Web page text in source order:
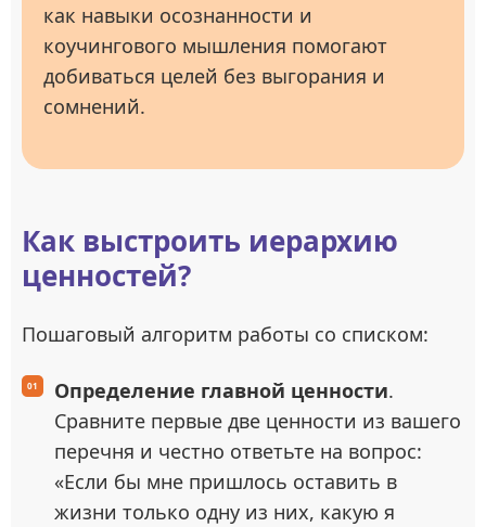
как навыки осознанности и
коучингового мышления помогают
добиваться целей без выгорания и
сомнений.
Как выстроить иерархию
ценностей?
Пошаговый алгоритм работы со списком:
Определение главной ценности.
Сравните первые две ценности из вашего
перечня и честно ответьте на вопрос:
«Если бы мне пришлось оставить в
жизни только одну из них, какую я